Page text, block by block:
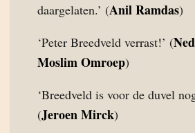
daargelaten.’ (Anil Ramdas)
‘Peter Breedveld verrast!’ (
Moslim Omroep)
‘Breedveld is voor de duvel
(Jeroen Mirck)